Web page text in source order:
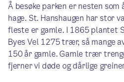
Å besøke parken er nesten
hage. St. Hanshaugen har stor
fleste er gamle. I 1865 plantet
Byes Vel 1275 trær, så mange
150 år gamle. Gamle trær
fjerner vi døde og dårlige